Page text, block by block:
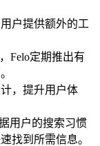
用户提供额外的工
Felo定期推出有
，提升用户体
用户的搜索习惯
找到所需信息。